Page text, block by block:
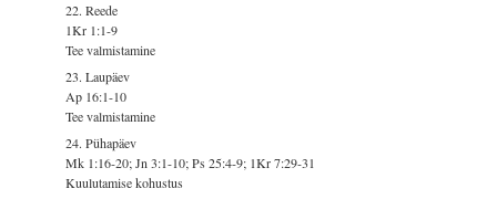
22. Reede
1Kr 1:1-9
Tee valmistamine
23. Laupäev
Ap 16:1-10
Tee valmistamine
24. Pühapäev
Mk 1:16-20; Jn 3:1-10; Ps 25:4-9; 1Kr 7:29-31
Kuulutamise kohustus